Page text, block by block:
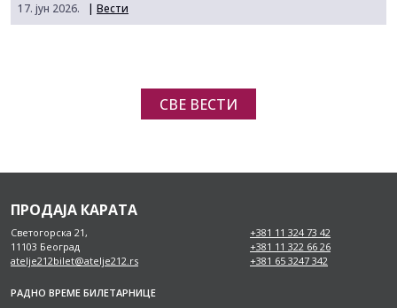
17. јун 2026. | Вести
СВЕ ВЕСТИ
ПРОДАЈА КАРАТА
Светогорска 21,
11103 Београд
atelje212bilet@atelje212.rs
+381 11 324 73 42
+381 11 322 66 26
+381 65 3247 342
РАДНО ВРЕМЕ БИЛЕТАРНИЦЕ